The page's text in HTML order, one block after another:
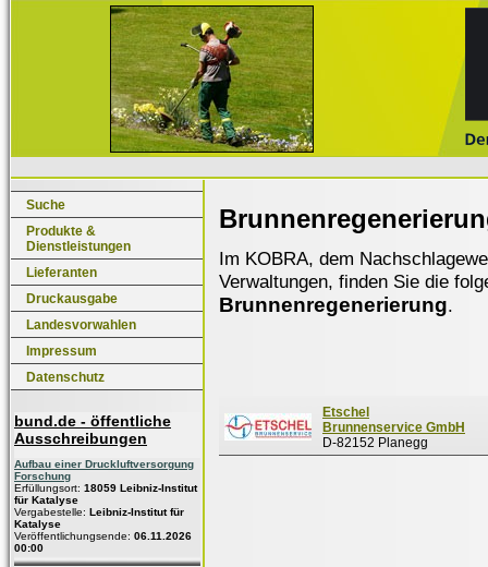
Suche
Produkte &
Dienstleistungen
Lieferanten
Druckausgabe
Landesvorwahlen
Impressum
Datenschutz
bund.de - öffentliche
Ausschreibungen
Aufbau einer Druckluftversorgung
Forschung
Erfüllungsort: 18059 Leibniz-Institut
für Katalyse
Vergabestelle: Leibniz-Institut für
Katalyse
Veröffentlichungsende: 06.11.2026
00:00
Im KOBRA, dem
Verwaltungen, finden Sie die
Brunnenregenerierung.
Etschel
Brunnenservice GmbH
D-82152 Planegg